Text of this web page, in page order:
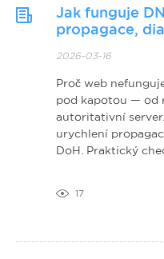
Jak funguje
propagace,
2026-03-16
17
Proč web
pod kapotou — od
autoritativní
urychlení
DoH. Praktický